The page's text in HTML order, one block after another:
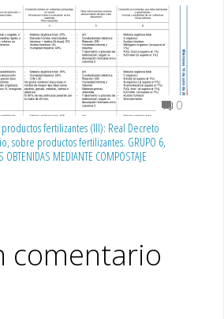
0
fertilizantes (III): Real Decreto
sobre productos fertilizantes. GRUPO 6,
MEDIANTE COMPOSTAJE
comentario